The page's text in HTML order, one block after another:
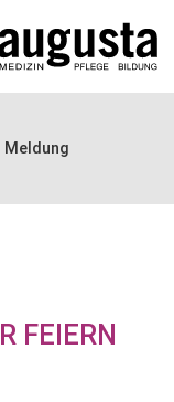
Meldung
FEIERN